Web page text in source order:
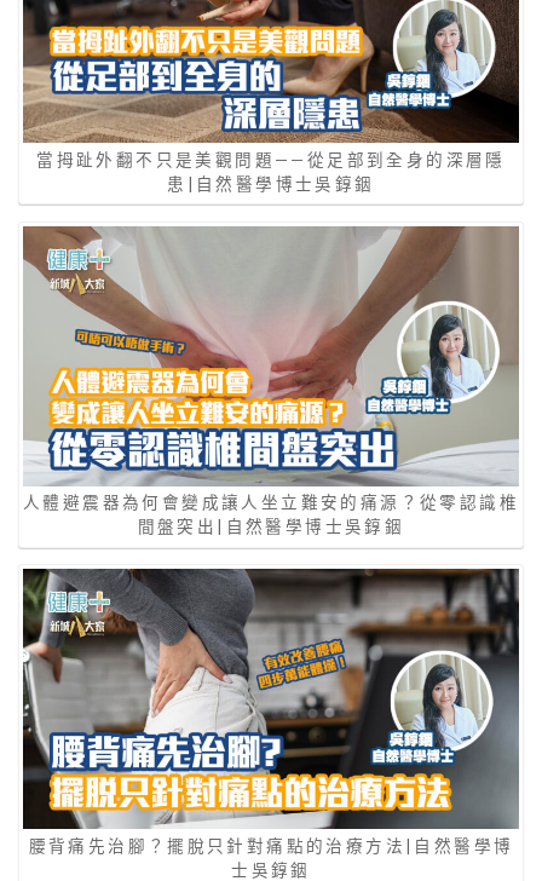
當拇趾外翻不只是美觀問題——從足部到全身的深層隱
患|自然醫學博士吳錞銦
人體避震器為何會變成讓人坐立難安的痛源？從零認識椎
間盤突出|自然醫學博士吳錞銦
腰背痛先治腳？擺脫只針對痛點的治療方法|自然醫學博
士吳錞銦